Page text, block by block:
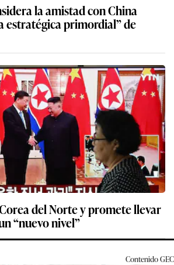
la amistad con China
estratégica primordial” de
del Norte y promete llevar
“nuevo nivel”
ContenidoGEC